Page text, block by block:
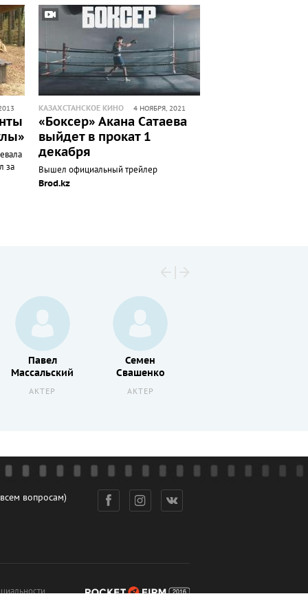
за
КАЗАХСТАНСКОЕ КИНО 4 НОЯБРЯ, 2021
«Боксер» Акана Сатаева
выйдет в прокат 1
декабря
Вышел официальный трейлер
Brod.kz
Павел
Массальский
АКТЕР
Семен
Свашенко
АКТЕР
вопросам)